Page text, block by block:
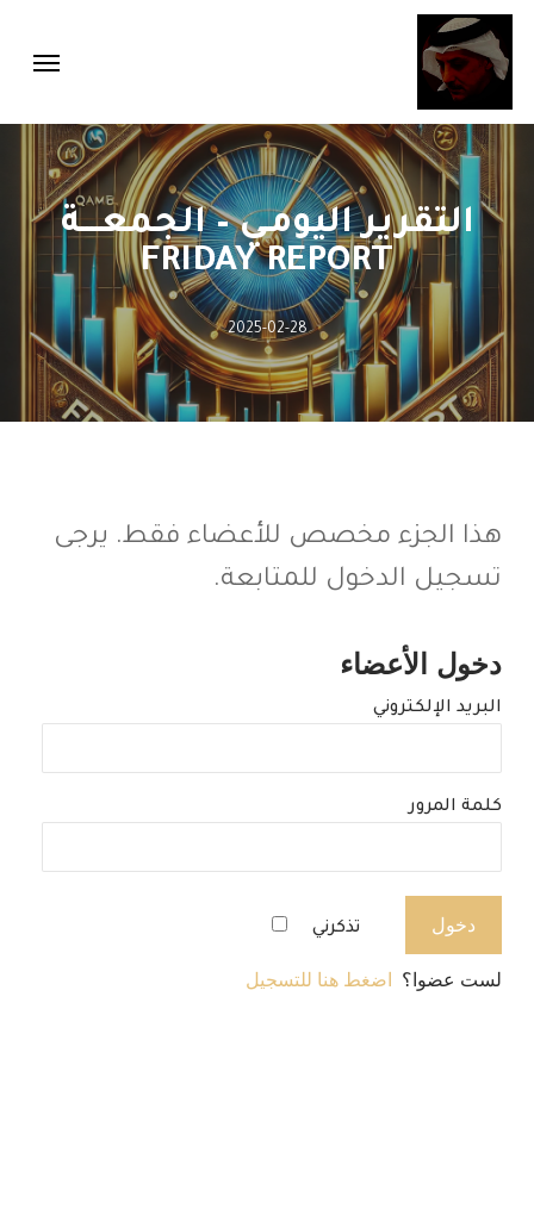
Skip
main
content
التقرير اليومـي – الجمعــــة
FRIDAY REPORT
2025-02-28
هذا الجزء مخصص للأعضاء فقط. يرجى
تسجيل الدخول للمتابعة.
دخول الأعضاء
البريد الإلكتروني
كلمة المرور
تذكرني
لست عضوا؟ اضغط هنا للتسجيل
Menu